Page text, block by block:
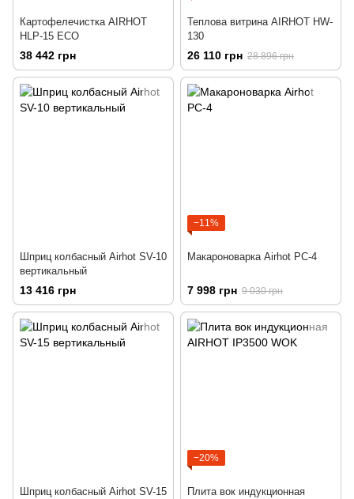
Картофелечистка AIRHOT
HLP-15 ECO
38 442 грн
Теплова витрина AIRHOT HW-
130
26 110 грн 28 896 грн
Шприц колбасный Airhot SV-10
вертикальный
13 416 грн
−11%
Макароноварка Airhot PC-4
7 998 грн 9 030 грн
Шприц колбасный Airhot SV-15
−20%
Плита вок индукционная